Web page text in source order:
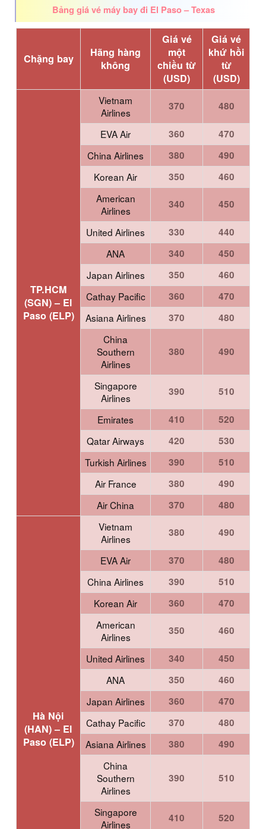
Bảng giá vé máy bay đi El Paso – Texas
Chặng bay
Hãng hàng
không
Giá vé
một
chiều từ
(USD)
Giá vé
khứ hồi
từ
(USD)
TP.HCM
(SGN) – El
Paso (ELP)
Vietnam
Airlines
370 480
EVA Air 360
470
China Airlines
380
490
Korean Air
350
460
American
Airlines
340 450
United Airlines 330
440
ANA
340
450
Japan Airlines
350
460
Cathay Pacific
360
470
Asiana Airlines
370
480
China
Southern
Airlines
380 490
Singapore
Airlines
390 510
Emirates 410
520
Qatar Airways
420
530
Turkish Airlines
390
510
Air France
380
490
Air China
370 480
Hà Nội
(HAN) – El
Paso (ELP)
Vietnam
Airlines
380 490
EVA Air 370
480
China Airlines
390
510
Korean Air
360
470
American
Airlines
350 460
United Airlines 340
450
ANA
350
460
Japan Airlines
360
470
Cathay Pacific
370
480
Asiana Airlines
380
490
China
Southern
Airlines
390 510
Singapore
Airlines
410 520